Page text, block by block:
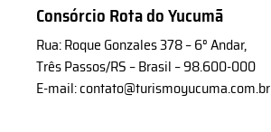
Consórcio Rota do Yucumã
Rua: Roque Gonzales 378 – 6° Andar,
Três Passos/RS – Brasil – 98.600-000
E-mail: contato@turismoyucuma.com.br